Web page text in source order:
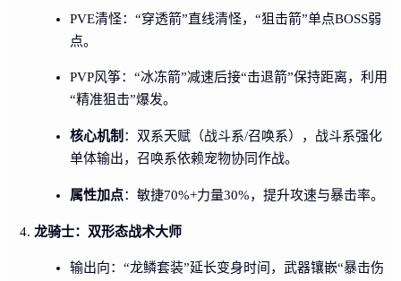
PVE清怪：“穿透箭”直线清怪，“狙击箭”单点BOSS弱
点。
PVP风筝：“冰冻箭”减速后接“击退箭”保持距离，利用
“精准狙击”爆发。
核心机制 ：双系天赋（战斗系/召唤系），战斗系强化
单体输出，召唤系依赖宠物协同作战。
属性加点：敏捷70%+力量30%，提升攻速与暴击率。
龙骑士：双形态战术大师
输出向：“龙鳞套装”延长变身时间，武器镶嵌“暴击伤